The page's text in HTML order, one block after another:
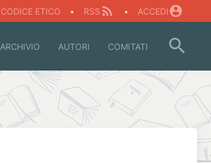
CODICE ETICO • RSS • ACCEDI
ARCHIVIO AUTORI COMITATI